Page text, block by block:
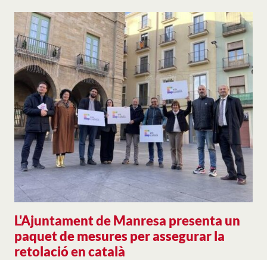
L'Ajuntament de Manresa presenta un
paquet de mesures per assegurar la
retolació en català